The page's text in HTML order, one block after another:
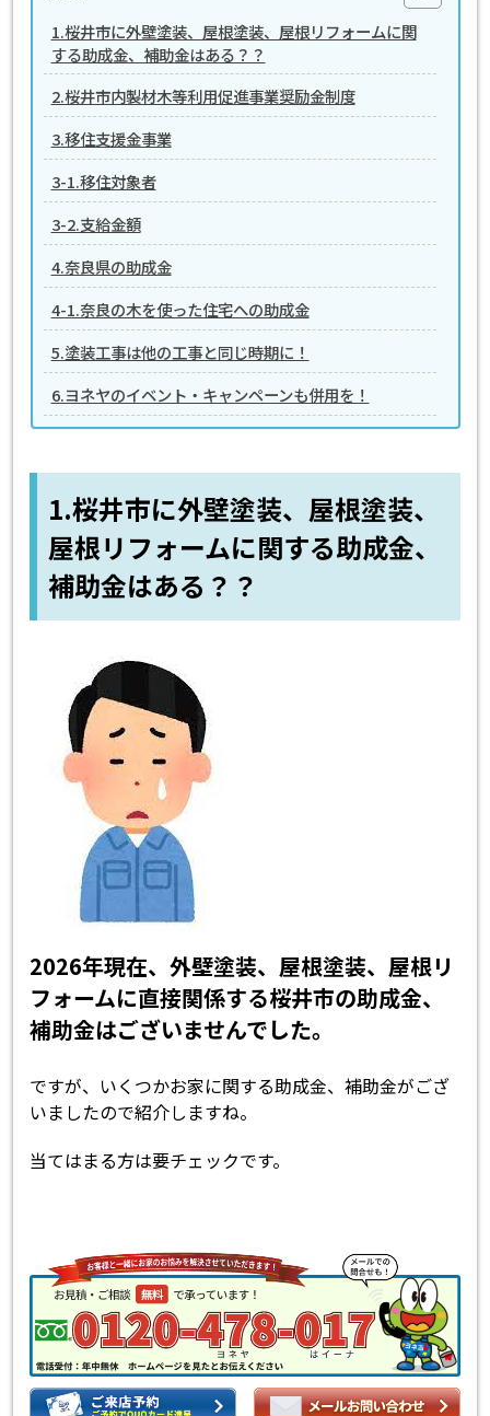
1.桜井市に外壁塗装、屋根塗装、屋根リフォームに関
する助成金、補助金はある？？
2.桜井市内製材木等利用促進事業奨励金制度
3.移住支援金事業
3-1.移住対象者
3-2.支給金額
4.奈良県の助成金
4-1.奈良の木を使った住宅への助成金
5.塗装工事は他の工事と同じ時期に！
6.ヨネヤのイベント・キャンペーンも併用を！
1.桜井市に外壁塗装、屋根塗装、
屋根リフォームに関する助成金、
補助金はある？？
2026年現在、外壁塗装、屋根塗装、屋根リ
フォームに直接関係する桜井市の助成金、
補助金はございませんでした。
ですが、いくつかお家に関する助成金、補助金がござ
いましたので紹介しますね。
当てはまる方は要チェックです。